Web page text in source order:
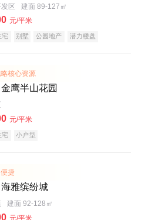
区 建面 89-127㎡
元/平米
宅 别墅 公园地产
潜力楼盘
核心资源
金鹰半山花园
元/平米
宅 小户型
捷
海雅缤纷城
建面 92-128㎡
元/平米